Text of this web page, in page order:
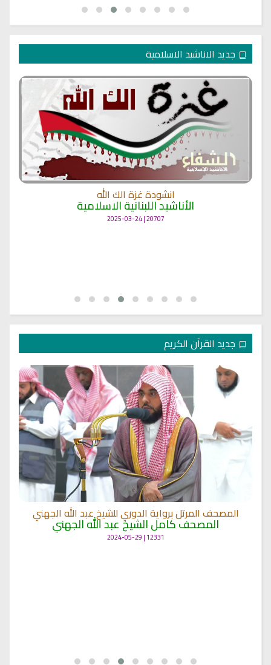
جديد الاناشيد الاسلامية
انشودة غزة الك الله
الأناشيد اللبنانية الاسلامية
20707 | 2025-03-24
جديد القرآن الكريم
المصحف المرتل برواية الدوري للشيخ عبد الله الجهني
المصحف كامل الشيخ عبد الله الجهني
12331 | 2024-05-29